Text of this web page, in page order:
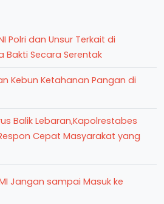
Polri dan Unsur Terkait di
Bakti Secara Serentak
Kebun Ketahanan Pangan di
Balik Lebaran,Kapolrestabes
Cepat Masyarakat yang
Jangan sampai Masuk ke